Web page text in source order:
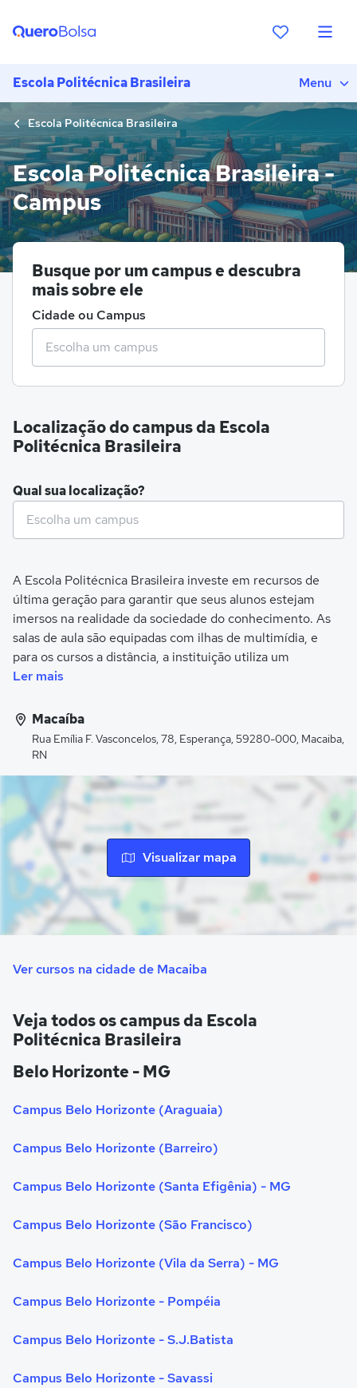
Escola Politécnica Brasileira Menu
Escola Politécnica Brasileira
Escola Politécnica Brasileira -
Campus
Busque por um campus e descubra
mais sobre ele
Cidade ou Campus
Localização do campus da Escola
Politécnica Brasileira
Qual sua localização?
A Escola Politécnica Brasileira investe em recursos de
última geração para garantir que seus alunos estejam
imersos na realidade da sociedade do conhecimento. As
salas de aula são equipadas com ilhas de multimídia, e
para os cursos a distância, a instituição utiliza um
ambiente virtual de aprendizagem (AVA POLITECNICA),
Nesse ambiente, todas as aulas e atividades são realizadas
online, com suporte de tutores, e os alunos comparecem
ao polo escolhido apenas para realizar as provas.
De acordo com o portal da instituição, a Escola Politécnica
Brasileira tem mais 300 polos pelo país. A instituição de
ensino está localizada na Avenida Nascimento de Castro,
1913, Lagoa Nova, Natal-RN.
Ler mais
Macaíba
Rua Emília F. Vasconcelos, 78, Esperança, 59280-000, Macaiba,
RN
Visualizar mapa
Ver cursos na cidade de Macaiba
Veja todos os campus da Escola
Politécnica Brasileira
Belo Horizonte - MG
Campus Belo Horizonte (Araguaia)
Campus Belo Horizonte (Barreiro)
Campus Belo Horizonte (Santa Efigênia) - MG
Campus Belo Horizonte (São Francisco)
Campus Belo Horizonte (Vila da Serra) - MG
Campus Belo Horizonte - Pompéia
Campus Belo Horizonte - S.J.Batista
Campus Belo Horizonte - Savassi